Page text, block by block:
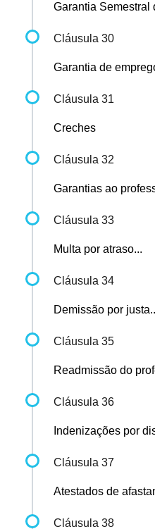
Garantia Semestral
Cláusula 30
Garantia de
Cláusula 31
Creches
Cláusula 32
Garantias ao
Cláusula 33
Multa por atraso...
Cláusula 34
Demissão por
Cláusula 35
Readmissão do
Cláusula 36
Indenizações por
Cláusula 37
Atestados de
Cláusula 38